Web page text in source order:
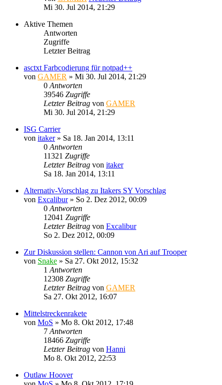
Mi 30. Jul 2014, 21:29
Aktive Themen
Antworten
Zugriffe
Letzter Beitrag
asctxt Farbcodierung für notpad++
von GAMER » Mi 30. Jul 2014, 21:29
0 Antworten
39546 Zugriffe
Letzter Beitrag von GAMER
Mi 30. Jul 2014, 21:29
ISG Carrier
von itaker» Sa 18. Jan 2014, 13:11
0 Antworten
11321 Zugriffe
Letzter Beitrag von itaker
Sa 18. Jan 2014, 13:11
Alternativ-Vorschlag zu Itakers SY Vorschlag
von Excalibur» So 2. Dez 2012, 00:09
0 Antworten
12041 Zugriffe
Letzter Beitrag von Excalibur
So 2. Dez 2012, 00:09
Zur Diskussion stellen: Cannon von Ari auf Trooper
von Snake » Sa 27. Okt 2012, 15:32
1 Antworten
12308 Zugriffe
Letzter Beitrag von GAMER
Sa 27. Okt 2012, 16:07
Mittelstreckenrakete
von MoS » Mo 8. Okt 2012, 17:48
7 Antworten
18466 Zugriffe
Letzter Beitrag von Hanni
Mo 8. Okt 2012, 22:53
Outlaw Hoover